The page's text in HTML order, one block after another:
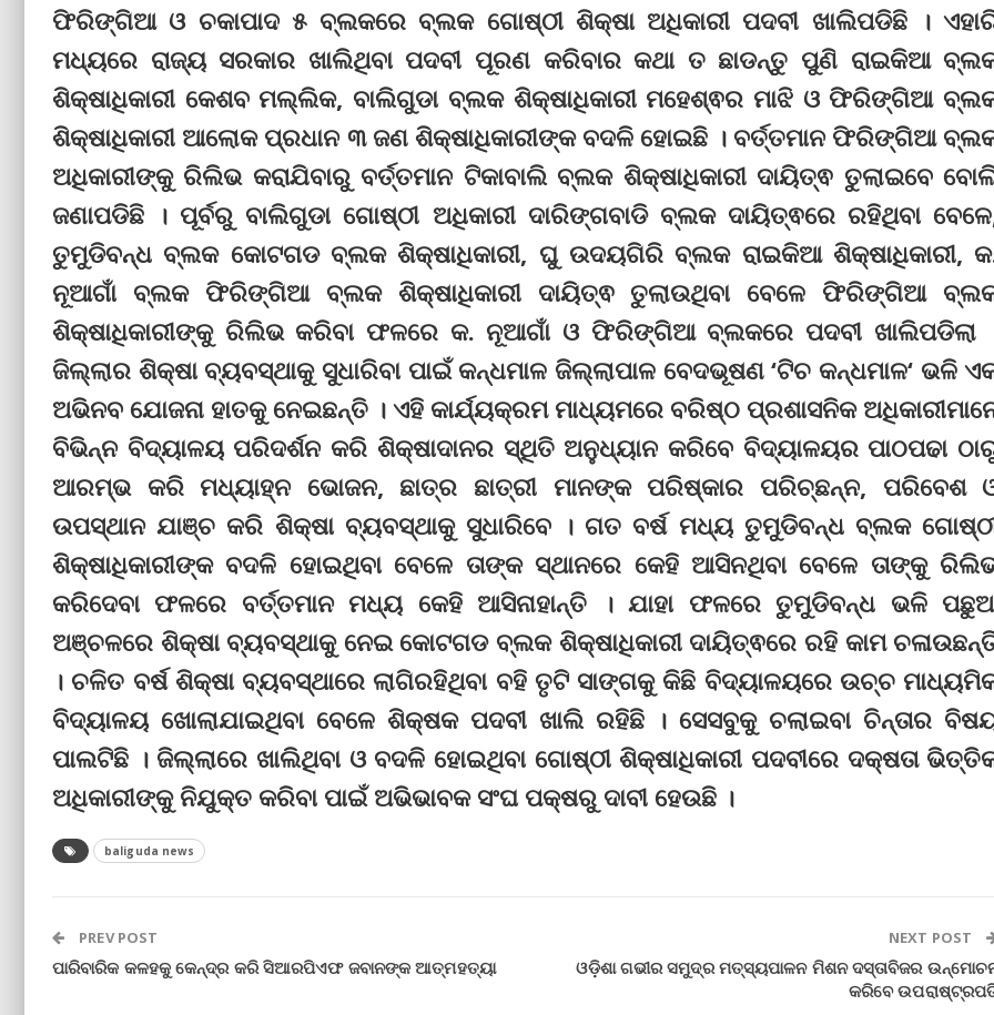
ଫିରିଙ୍ଗିଆ ଓ ଚକାପାଦ ୫ ବ୍ଲକରେ ବ୍ଲକ ଗୋଷ୍ଠୀ ଶିକ୍ଷା ଅଧିକାରୀ ପଦବୀ ଖାଲିପଡିଛି ।
ମଧ୍ୟରେ ରାଜ୍ୟ ସରକାର ଖାଲିଥିବା ପଦବୀ ପୂରଣ କରିବାର କଥା ତ ଛାଡନ୍ତୁ ପୁଣି ରାଇକିଆ
ଶିକ୍ଷାଧିକାରୀ କେଶବ ମଲ୍ଲିକ, ବାଲିଗୁଡା ବ୍ଲକ ଶିକ୍ଷାଧିକାରୀ ମହେଶ୍ଵର ମାଝି ଓ ଫିରିଙ୍ଗିଆ
ଶିକ୍ଷାଧିକାରୀ ଆଲୋକ ପ୍ରଧାନ ୩ ଜଣ ଶିକ୍ଷାଧିକାରୀଙ୍କ ବଦଳି ହୋଇଛି । ବର୍ତ୍ତମାନ ଫିରିଙ୍ଗିଆ
ଅଧିକାରୀଙ୍କୁ ରିଲିଭ କରାଯିବାରୁ ବର୍ତ୍ତମାନ ଟିକାବାଲି ବ୍ଲକ ଶିକ୍ଷାଧିକାରୀ ଦାୟିତ୍ଵ ତୁଲାଇବେ
ଜଣାପଡିଛି । ପୂର୍ବରୁ ବାଲିଗୁଡା ଗୋଷ୍ଠୀ ଅଧିକାରୀ ଦାରିଙ୍ଗବାଡି ବ୍ଲକ ଦାୟିତ୍ଵରେ ରହିଥିବା
ତୁମୁଡିବନ୍ଧ ବ୍ଲକ କୋଟଗଡ ବ୍ଲକ ଶିକ୍ଷାଧିକାରୀ, ଘୁ ଉଦୟଗିରି ବ୍ଲକ ରାଇକିଆ ଶିକ୍ଷାଧିକାରୀ,
ନୂଆଗାଁ ବ୍ଲକ ଫିରିଙ୍ଗିଆ ବ୍ଲକ ଶିକ୍ଷାଧିକାରୀ ଦାୟିତ୍ଵ ତୁଲାଉଥିବା ବେଳେ ଫିରିଙ୍ଗିଆ
ଶିକ୍ଷାଧିକାରୀଙ୍କୁ ରିଲିଭ କରିବା ଫଳରେ କ. ନୂଆଗାଁ ଓ ଫିରିଙ୍ଗିଆ ବ୍ଲକରେ ପଦବୀ ଖାଲିପଡିଲା
ଜିଲ୍ଲାର ଶିକ୍ଷା ବ୍ୟବସ୍ଥାକୁ ସୁଧାରିବା ପାଇଁ କନ୍ଧମାଳ ଜିଲ୍ଲାପାଳ ବେଦଭୂଷଣ ‘ଟିଚ କନ୍ଧମାଳ‘ ଭଳି
ଅଭିନବ ଯୋଜନା ହାତକୁ ନେଇଛନ୍ତି । ଏହି କାର୍ଯ୍ୟକ୍ରମ ମାଧ୍ୟମରେ ବରିଷ୍ଠ ପ୍ରଶାସନିକ
ବିଭିନ୍ନ ବିଦ୍ୟାଳୟ ପରିଦର୍ଶନ କରି ଶିକ୍ଷାଦାନର ସ୍ଥିତି ଅନୁଧ୍ୟାନ କରିବେ ବିଦ୍ୟାଳୟର ପାଠପଢା
ଆରମ୍ଭ କରି ମଧ୍ୟାହ୍ନ ଭୋଜନ, ଛାତ୍ର ଛାତ୍ରୀ ମାନଙ୍କ ପରିଷ୍କାର ପରିଚ୍ଛନ୍ନ, ପରିବେଶ
ଉପସ୍ଥାନ ଯାଞ୍ଚ କରି ଶିକ୍ଷା ବ୍ୟବସ୍ଥାକୁ ସୁଧାରିବେ । ଗତ ବର୍ଷ ମଧ୍ୟ ତୁମୁଡିବନ୍ଧ ବ୍ଲକ
ଶିକ୍ଷାଧିକାରୀଙ୍କ ବଦଳି ହୋଇଥିବା ବେଳେ ତାଙ୍କ ସ୍ଥାନରେ କେହି ଆସିନଥିବା ବେଳେ ତାଙ୍କୁ
କରିଦେବା ଫଳରେ ବର୍ତ୍ତମାନ ମଧ୍ୟ କେହି ଆସିନାହାନ୍ତି । ଯାହା ଫଳରେ ତୁମୁଡିବନ୍ଧ ଭଳି
ଅଞ୍ଚଳରେ ଶିକ୍ଷା ବ୍ୟବସ୍ଥାକୁ ନେଇ କୋଟଗଡ ବ୍ଲକ ଶିକ୍ଷାଧିକାରୀ ଦାୟିତ୍ଵରେ ରହି କାମ
। ଚଳିତ ବର୍ଷ ଶିକ୍ଷା ବ୍ୟବସ୍ଥାରେ ଲାଗିରହିଥିବା ବହି ତୃଟି ସାଙ୍ଗକୁ କିଛି ବିଦ୍ୟାଳୟରେ ଉଚ୍ଚ
ବିଦ୍ୟାଳୟ ଖୋଲାଯାଇଥିବା ବେଳେ ଶିକ୍ଷକ ପଦବୀ ଖାଲି ରହିଛି । ସେସବୁକୁ ଚଲାଇବା ଚିନ୍ତାର
ପାଲଟିଛି । ଜିଲ୍ଲାରେ ଖାଲିଥିବା ଓ ବଦଳି ହୋଇଥିବା ଗୋଷ୍ଠୀ ଶିକ୍ଷାଧିକାରୀ ପଦବୀରେ ଦକ୍ଷତା
ଅଧିକାରୀଙ୍କୁ ନିଯୁକ୍ତ କରିବା ପାଇଁ ଅଭିଭାବକ ସଂଘ ପକ୍ଷରୁ ଦାବୀ ହେଉଛି ।
baliguda news
PREV POST
ପାରିବାରିକ କଳହକୁ କେନ୍ଦ୍ର କରି ସିଆରପିଏଫ ଜବାନଙ୍କ ଆତ୍ମହତ୍ୟା
NEXT POST
ଓଡ଼ିଶା ଗଭୀର ସମୁଦ୍ର ମତ୍ସ୍ୟପାଳନ ମିଶନ ଦସ୍ତାବିଜର
କରିବେ